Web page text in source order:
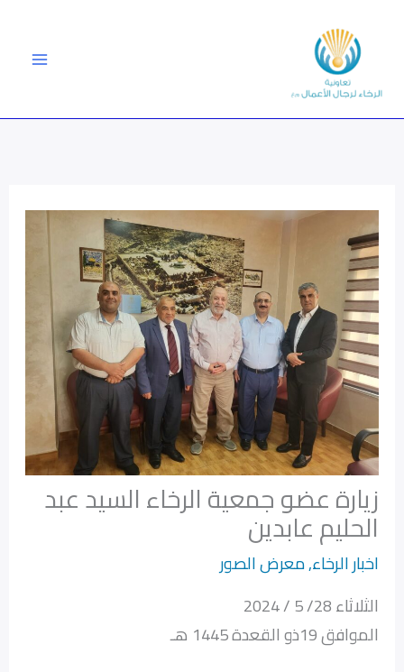
المحتوى
زيارة عضو جمعية الرخاء السيد عبد
الحليم عابدين
اخبار الرخاء,معرض الصور
الثلاثاء 28/ 5 / 2024
الموافق 19ذو القعدة 1445 هـ